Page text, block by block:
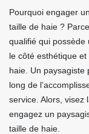
Pourquoi engager
taille de haie ?
qualifié qui possède
le côté esthétique
haie. Un paysagiste
long de
service. Alors, visez
engagez un
taille de haie.